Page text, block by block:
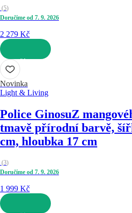
(5)
Doručíme od 7. 9. 2026
2 279 Kč
DO KOŠÍKU
Novinka
Light & Living
Police GinosuZ
tmavě přírodní barvě,
cm, hloubka 17 cm
(3)
Doručíme od 7. 9. 2026
1 999 Kč